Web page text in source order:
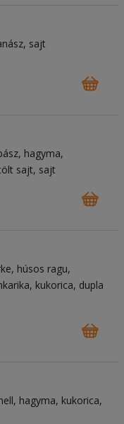
sajt
hagyma
sajt sajt
húsos ragu
kukorica dupla
hagyma kukorica